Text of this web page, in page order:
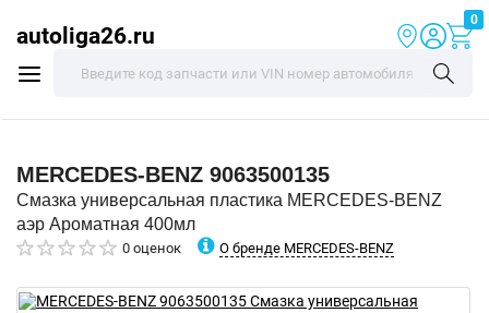
autoliga26.ru
0
MERCEDES-BENZ 9063500135
Смазка универсальная пластика MERCEDES-BENZ
аэр Ароматная 400мл
0 оценок О бренде MERCEDES-BENZ